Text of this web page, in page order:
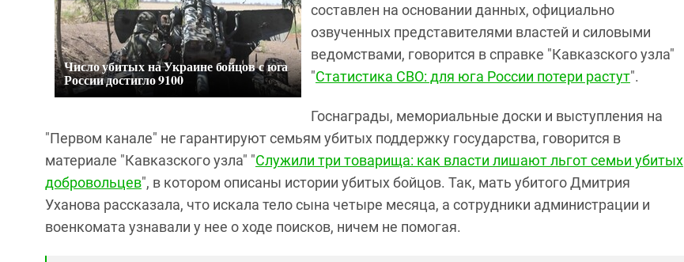
Число убитых на Украине бойцов с юга
России достигло 9100
составлен на основании данных, официально
озвученных представителями властей и силовыми
ведомствами, говорится в справке "Кавказского узла"
"Статистика СВО: для юга России потери растут".
Госнаграды, мемориальные доски и выступления на
"Первом канале" не гарантируют семьям убитых поддержку государства, говорится в
материале "Кавказского узла" "Служили три товарища: как власти лишают льгот семьи убитых
добровольцев", в котором описаны истории убитых бойцов. Так, мать убитого Дмитрия
Уханова рассказала, что искала тело сына четыре месяца, а сотрудники администрации и
военкомата узнавали у нее о ходе поисков, ничем не помогая.